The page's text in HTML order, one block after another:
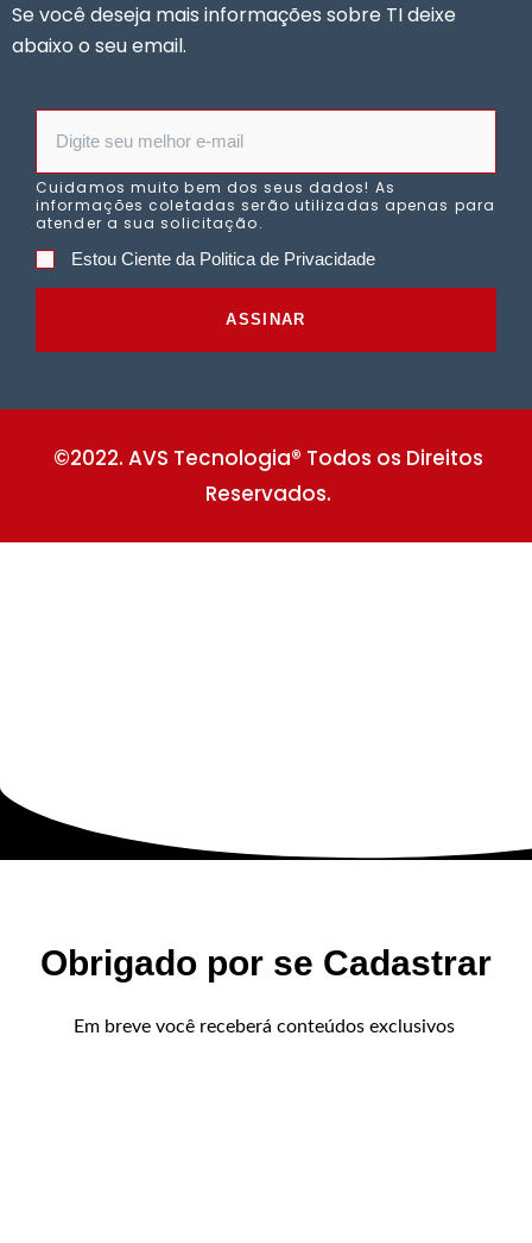
Se você deseja mais informações sobre TI deixe
abaixo o seu email.
Cuidamos muito bem dos seus dados! As
informações coletadas serão utilizadas apenas para
atender a sua solicitação.
Estou Ciente da Politica de Privacidade
ASSINAR
©2022. AVS Tecnologia® Todos os Direitos
Reservados.
Obrigado por se Cadastrar
Em breve você receberá conteúdos exclusivos